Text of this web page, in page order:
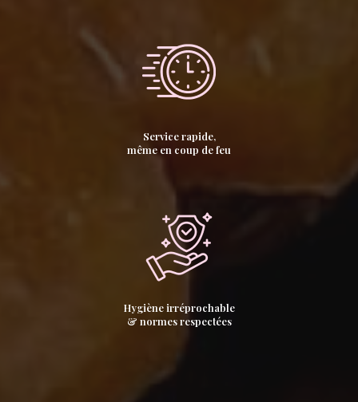
Service rapide,
même en coup de feu
Hygiène irréprochable
& normes respectées